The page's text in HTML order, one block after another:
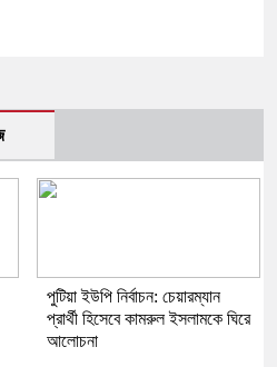
পুটিয়া ইউপি নির্বাচন: চেয়ারম্যান
প্রার্থী হিসেবে কামরুল ইসলামকে ঘিরে
আলোচনা